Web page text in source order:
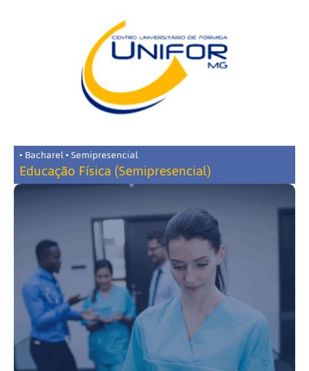
• Bacharel • Semipresencial
Educação Física (Semipresencial)